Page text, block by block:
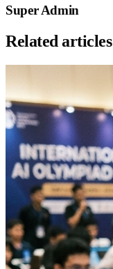
Super Admin
Related articles